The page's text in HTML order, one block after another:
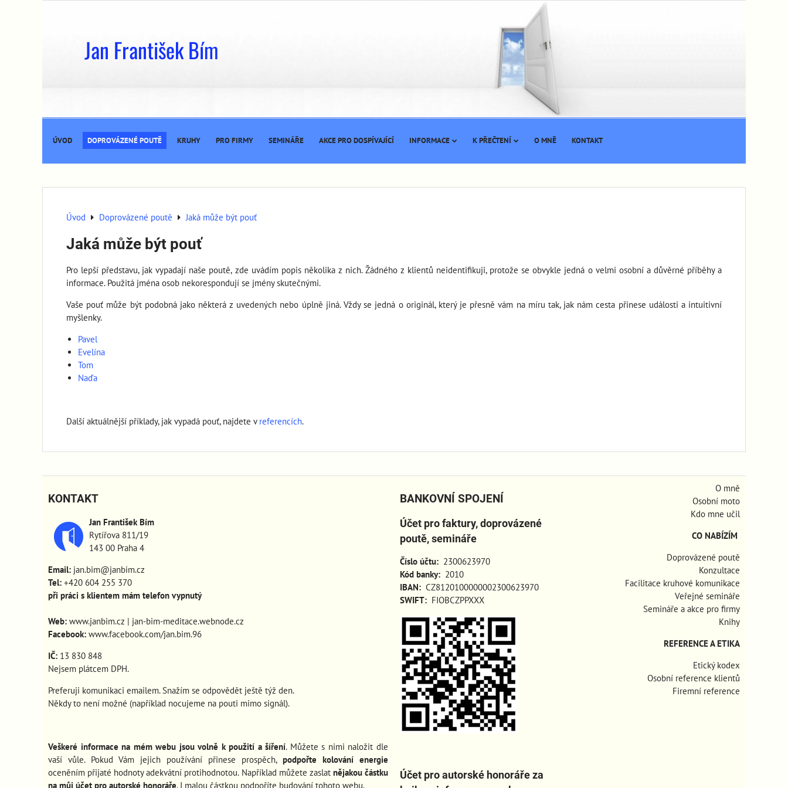
Jan František Bím
ÚVOD DOPROVÁZENÉ POUTĚ KRUHY PRO FIRMY SEMINÁŘE AKCE PRO DOSPÍVAJÍCÍ INFORMACE K PŘEČTENÍ O MNĚ KONTAKT
Úvod Doprovázené poutě Jaká může být pouť
Jaká může být pouť
Pro lepší představu, jak vypadají naše poutě, zde uvádím popis několika z nich. Žádného z klientů neidentifikuji, protože se obvykle jedná o velmi osobní a důvěrné příběhy a
informace. Použitá jména osob nekorespondují se jmény skutečnými.
Vaše pouť může být podobná jako některá z uvedených nebo úplně jiná. Vždy se jedná o originál, který je přesně vám na míru tak, jak nám cesta přinese události a intuitivní
myšlenky.
Pavel
Evelína
Tom
Naďa
Další aktuálnější příklady, jak vypadá pouť, najdete v referencích.
KONTAKT
Jan František Bím
Rytířova 811/19
143 00 Praha 4
Email: jan.bim@janbim.cz
Tel: +420 604 255 370
při práci s klientem mám telefon vypnutý
Web: www.janbim.cz | jan-bim-meditace.webnode.cz
Facebook: www.facebook.com/jan.bim.96
IČ: 13 830 848
Nejsem plátcem DPH.
Preferuji komunikaci emailem. Snažím se odpovědět ještě týž den.
Někdy to není možné (například nocujeme na pouti mimo signál).
Veškeré informace na mém webu jsou volně k použití a šíření. Můžete s nimi naložit dle
vaší vůle. Pokud Vám jejich používání přinese prospěch,podpořte kolování energie
oceněním přijaté hodnoty adekvátní protihodnotou. Například můžete zaslat nějakou částku
na můj účet pro autorské honoráře. I malou částkou podpoříte budování tohoto webu.
BANKOVNÍ SPOJENÍ
Účet pro faktury, doprovázené
poutě, semináře
Číslo účtu: 2300623970
Kód banky: 2010
IBAN: CZ8120100000002300623970
SWIFT: FIOBCZPPXXX
Účet pro autorské honoráře za
O mně
Osobní moto
Kdo mne učil
CO NABÍZÍM
Doprovázené poutě
Konzultace
Facilitace kruhové komunikace
Veřejné semináře
Semináře a akce pro firmy
Knihy
REFERENCE A ETIKA
Etický kodex
Osobní reference klientů
Firemní reference